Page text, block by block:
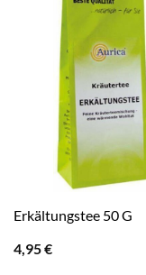
Erkältungstee 50 G
4,95€